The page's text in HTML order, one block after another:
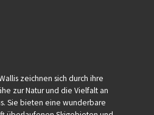
zeichnen sich durch ihre
zur Natur und die Vielfalt an
Sie bieten eine wunderbare